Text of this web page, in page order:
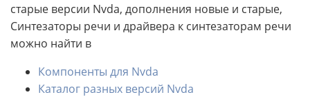
старые версии Nvda, дополнения новые и старые,
Синтезаторы речи и драйвера к синтезаторам речи
можно найти в
Компоненты для Nvda
Каталог разных версий Nvda